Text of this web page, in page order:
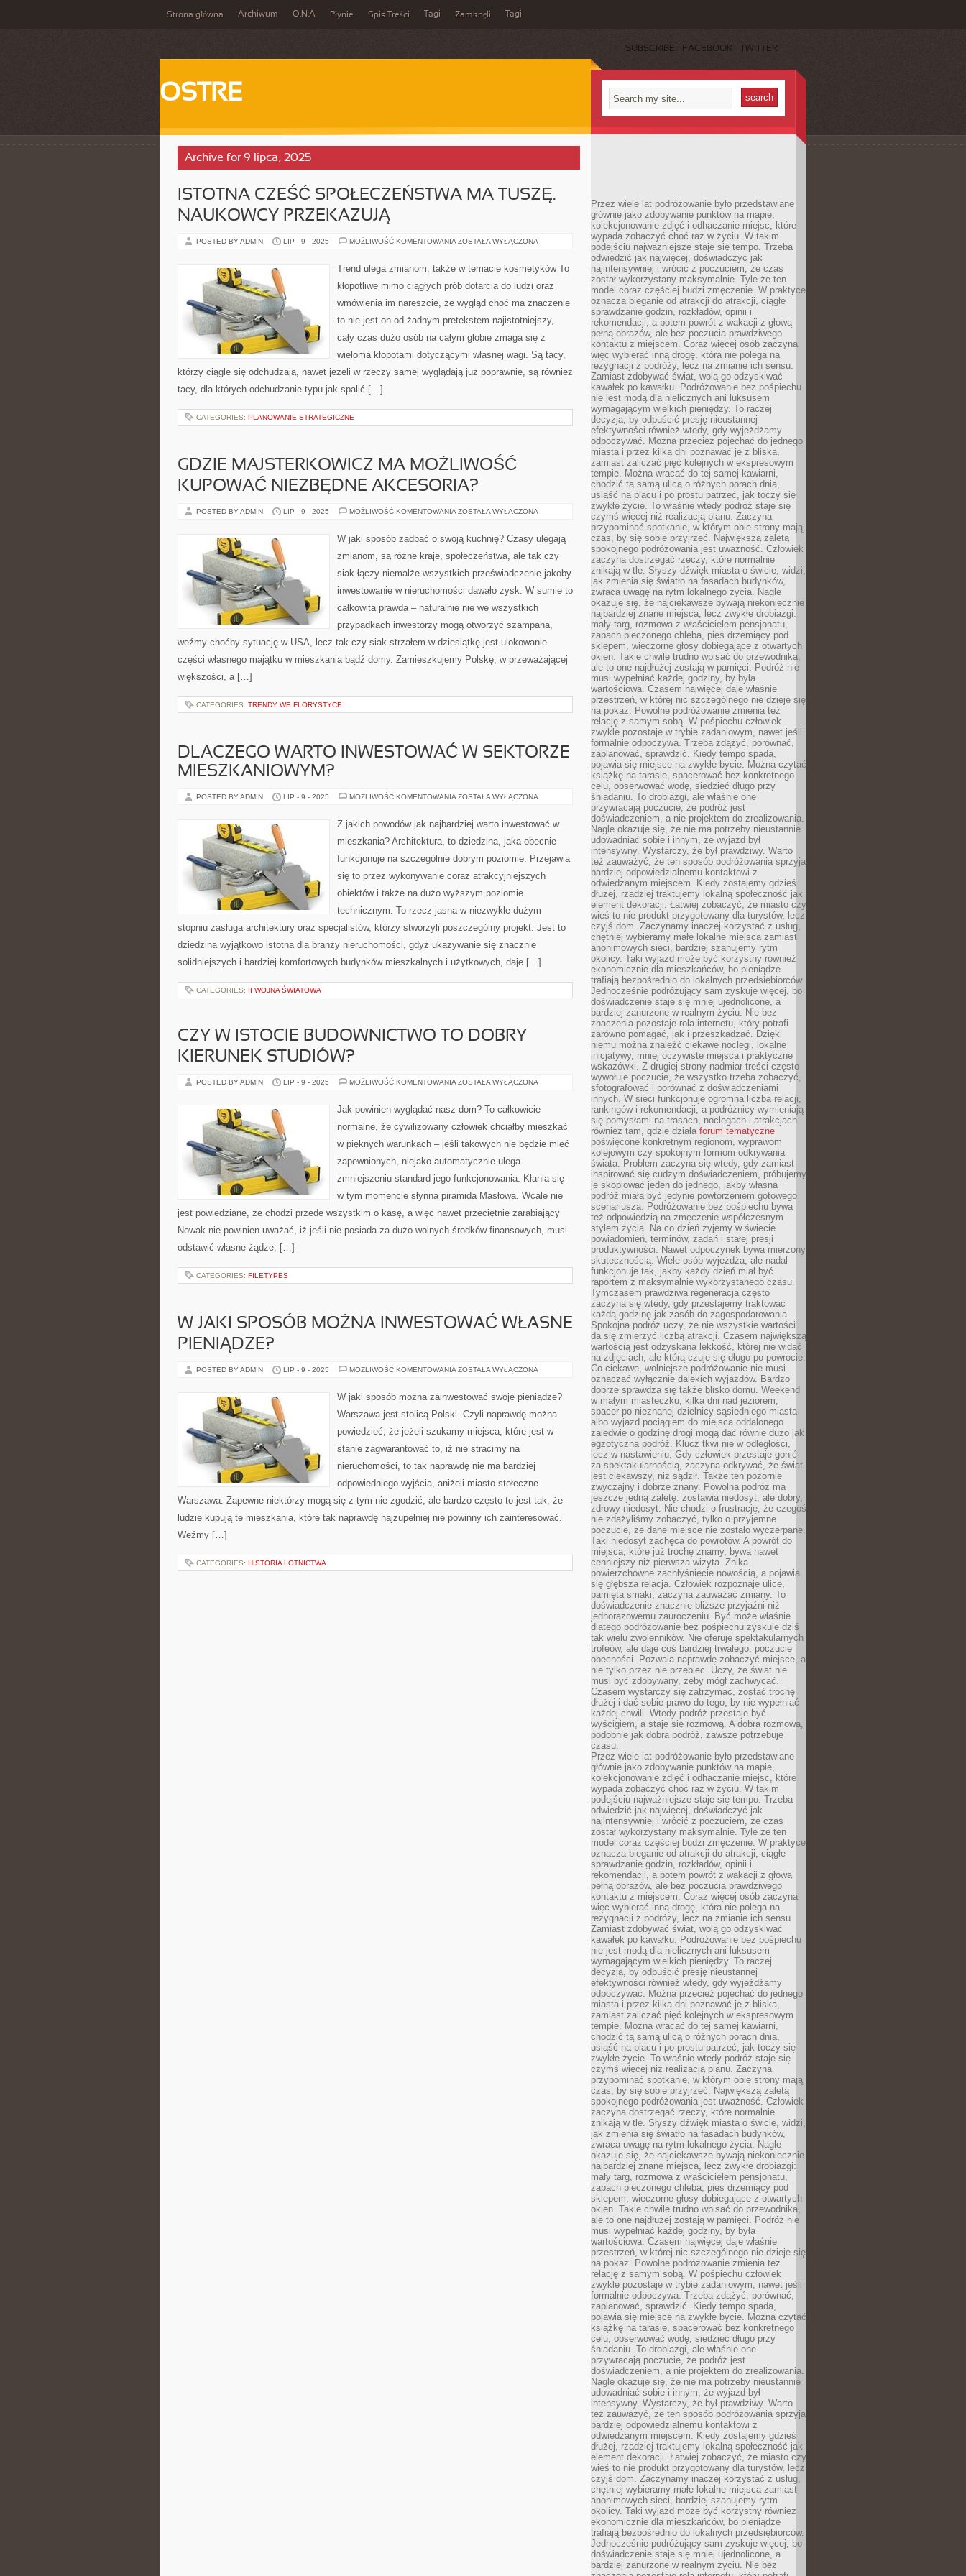
Strona główna Archiwum O.N.A Płynie Spis Treści Tagi Zamknęli Tagi
SUBSCRIBE FACEBOOK TWITTER
OSTRE
Archive for 9 lipca, 2025
ISTOTNA CZEŚĆ SPOŁECZEŃSTWA MA TUSZĘ.
NAUKOWCY PRZEKAZUJĄ
POSTED BY ADMIN LIP - 9 - 2025 MOŻLIWOŚĆ KOMENTOWANIA ISTOTNA
TUSZĘ.
PRZEKAZUJĄ
ZOSTAŁA WYŁĄCZONA
Trend ulega zmianom, także w temacie kosmetyków To
kłopotliwe mimo ciągłych prób dotarcia do ludzi oraz
wmówienia im nareszcie, że wygląd choć ma znaczenie
to nie jest on od żadnym pretekstem najistotniejszy,
cały czas dużo osób na całym globie zmaga się z
wieloma kłopotami dotyczącymi własnej wagi. Są tacy,
którzy ciągle się odchudzają, nawet jeżeli w rzeczy samej wyglądają już poprawnie, są również
tacy, dla których odchudzanie typu jak spalić […]
CATEGORIES: PLANOWANIE STRATEGICZNE
GDZIE MAJSTERKOWICZ MA MOŻLIWOŚĆ
KUPOWAĆ NIEZBĘDNE AKCESORIA?
POSTED BY ADMIN LIP - 9 - 2025 MOŻLIWOŚĆ KOMENTOWANIA GDZIE
MOŻLIWOŚĆ
KUPOWAĆ
AKCESORIA?
ZOSTAŁA WYŁĄCZONA
W jaki sposób zadbać o swoją kuchnię? Czasy ulegają
zmianom, są różne kraje, społeczeństwa, ale tak czy
siak łączy niemalże wszystkich przeświadczenie jakoby
inwestowanie w nieruchomości dawało zysk. W sumie to
całkowita prawda – naturalnie nie we wszystkich
przypadkach inwestorzy mogą otworzyć szampana,
weźmy choćby sytuację w USA, lecz tak czy siak strzałem w dziesiątkę jest ulokowanie
części własnego majątku w mieszkania bądź domy. Zamieszkujemy Polskę, w przeważającej
większości, a […]
CATEGORIES: TRENDY WE FLORYSTYCE
DLACZEGO WARTO INWESTOWAĆ W SEKTORZE
MIESZKANIOWYM?
POSTED BY ADMIN LIP - 9 - 2025 MOŻLIWOŚĆ KOMENTOWANIA DLACZEGO
W
SEKTORZE
ZOSTAŁA WYŁĄCZONA
Z jakich powodów jak najbardziej warto inwestować w
mieszkania? Architektura, to dziedzina, jaka obecnie
funkcjonuje na szczególnie dobrym poziomie. Przejawia
się to przez wykonywanie coraz atrakcyjniejszych
obiektów i także na dużo wyższym poziomie
technicznym. To rzecz jasna w niezwykle dużym
stopniu zasługa architektury oraz specjalistów, którzy stworzyli poszczególny projekt. Jest to
dziedzina wyjątkowo istotna dla branży nieruchomości, gdyż ukazywanie się znacznie
solidniejszych i bardziej komfortowych budynków mieszkalnych i użytkowych, daje […]
CATEGORIES: II WOJNA ŚWIATOWA
CZY W ISTOCIE BUDOWNICTWO TO DOBRY
KIERUNEK STUDIÓW?
POSTED BY ADMIN LIP - 9 - 2025 MOŻLIWOŚĆ KOMENTOWANIA CZY
BUDOWNICTWO
TO
KIERUNEK
ZOSTAŁA WYŁĄCZONA
Jak powinien wyglądać nasz dom? To całkowicie
normalne, że cywilizowany człowiek chciałby mieszkać
w pięknych warunkach – jeśli takowych nie będzie mieć
zapewnionych, niejako automatycznie ulega
zmniejszeniu standard jego funkcjonowania. Kłania się
w tym momencie słynna piramida Masłowa. Wcale nie
jest powiedziane, że chodzi przede wszystkim o kasę, a więc nawet przeciętnie zarabiający
Nowak nie powinien uważać, iż jeśli nie posiada za dużo wolnych środków finansowych, musi
odstawić własne żądze, […]
CATEGORIES: FILETYPES
W JAKI SPOSÓB MOŻNA INWESTOWAĆ WŁASNE
PIENIĄDZE?
POSTED BY ADMIN LIP - 9 - 2025 MOŻLIWOŚĆ KOMENTOWANIA W
MOŻNA
INWESTOWAĆ
PIENIĄDZE?
ZOSTAŁA WYŁĄCZONA
W jaki sposób można zainwestować swoje pieniądze?
Warszawa jest stolicą Polski. Czyli naprawdę można
powiedzieć, że jeżeli szukamy miejsca, które jest w
stanie zagwarantować to, iż nie stracimy na
nieruchomości, to tak naprawdę nie ma bardziej
odpowiedniego wyjścia, aniżeli miasto stołeczne
Warszawa. Zapewne niektórzy mogą się z tym nie zgodzić, ale bardzo często to jest tak, że
ludzie kupują te mieszkania, które tak naprawdę najzupełniej nie powinny ich zainteresować.
Weźmy […]
CATEGORIES: HISTORIA LOTNICTWA
Przez wiele lat podróżowanie było przedstawiane
głównie jako zdobywanie punktów na mapie,
kolekcjonowanie zdjęć i odhaczanie miejsc, które
wypada zobaczyć choć raz w życiu. W takim
podejściu najważniejsze staje się tempo. Trzeba
odwiedzić jak najwięcej, doświadczyć jak
najintensywniej i wrócić z poczuciem, że czas
został wykorzystany maksymalnie. Tyle że ten
model coraz częściej budzi zmęczenie. W praktyce
oznacza bieganie od atrakcji do atrakcji, ciągłe
sprawdzanie godzin, rozkładów, opinii i
rekomendacji, a potem powrót z wakacji z głową
pełną obrazów, ale bez poczucia prawdziwego
kontaktu z miejscem. Coraz więcej osób zaczyna
więc wybierać inną drogę, która nie polega na
rezygnacji z podróży, lecz na zmianie ich sensu.
Zamiast zdobywać świat, wolą go odzyskiwać
kawałek po kawałku. Podróżowanie bez pośpiechu
nie jest modą dla nielicznych ani luksusem
wymagającym wielkich pieniędzy. To raczej
decyzja, by odpuścić presję nieustannej
efektywności również wtedy, gdy wyjeżdżamy
odpoczywać. Można przecież pojechać do jednego
miasta i przez kilka dni poznawać je z bliska,
zamiast zaliczać pięć kolejnych w ekspresowym
tempie. Można wracać do tej samej kawiarni,
chodzić tą samą ulicą o różnych porach dnia,
usiąść na placu i po prostu patrzeć, jak toczy się
zwykłe życie. To właśnie wtedy podróż staje się
czymś więcej niż realizacją planu. Zaczyna
przypominać spotkanie, w którym obie strony mają
czas, by się sobie przyjrzeć. Największą zaletą
spokojnego podróżowania jest uważność. Człowiek
zaczyna dostrzegać rzeczy, które normalnie
znikają w tle. Słyszy dźwięk miasta o świcie, widzi,
jak zmienia się światło na fasadach budynków,
zwraca uwagę na rytm lokalnego życia. Nagle
okazuje się, że najciekawsze bywają niekoniecznie
najbardziej znane miejsca, lecz zwykłe drobiazgi:
mały targ, rozmowa z właścicielem pensjonatu,
zapach pieczonego chleba, pies drzemiący pod
sklepem, wieczorne głosy dobiegające z otwartych
okien. Takie chwile trudno wpisać do przewodnika,
ale to one najdłużej zostają w pamięci. Podróż nie
musi wypełniać każdej godziny, by była
wartościowa. Czasem najwięcej daje właśnie
przestrzeń, w której nic szczególnego nie dzieje się
na pokaz. Powolne podróżowanie zmienia też
relację z samym sobą. W pośpiechu człowiek
zwykle pozostaje w trybie zadaniowym, nawet jeśli
formalnie odpoczywa. Trzeba zdążyć, porównać,
zaplanować, sprawdzić. Kiedy tempo spada,
pojawia się miejsce na zwykłe bycie. Można czytać
książkę na tarasie, spacerować bez konkretnego
celu, obserwować wodę, siedzieć długo przy
śniadaniu. To drobiazgi, ale właśnie one
przywracają poczucie, że podróż jest
doświadczeniem, a nie projektem do zrealizowania.
Nagle okazuje się, że nie ma potrzeby nieustannie
udowadniać sobie i innym, że wyjazd był
intensywny. Wystarczy, że był prawdziwy. Warto
też zauważyć, że ten sposób podróżowania sprzyja
bardziej odpowiedzialnemu kontaktowi z
odwiedzanym miejscem. Kiedy zostajemy gdzieś
dłużej, rzadziej traktujemy lokalną społeczność jak
element dekoracji. Łatwiej zobaczyć, że miasto czy
wieś to nie produkt przygotowany dla turystów, lecz
czyjś dom. Zaczynamy inaczej korzystać z usług,
chętniej wybieramy małe lokalne miejsca zamiast
anonimowych sieci, bardziej szanujemy rytm
okolicy. Taki wyjazd może być korzystny również
ekonomicznie dla mieszkańców, bo pieniądze
trafiają bezpośrednio do lokalnych przedsiębiorców.
Jednocześnie podróżujący sam zyskuje więcej, bo
doświadczenie staje się mniej ujednolicone, a
bardziej zanurzone w realnym życiu. Nie bez
znaczenia pozostaje rola internetu, który potrafi
zarówno pomagać, jak i przeszkadzać. Dzięki
niemu można znaleźć ciekawe noclegi, lokalne
inicjatywy, mniej oczywiste miejsca i praktyczne
wskazówki. Z drugiej strony nadmiar treści często
wywołuje poczucie, że wszystko trzeba zobaczyć,
sfotografować i porównać z doświadczeniami
innych. W sieci funkcjonuje ogromna liczba relacji,
rankingów i rekomendacji, a podróżnicy wymieniają
się pomysłami na trasach, noclegach i atrakcjach
również tam, gdzie działa forum tematyczne
poświęcone konkretnym regionom, wyprawom
kolejowym czy spokojnym formom odkrywania
świata. Problem zaczyna się wtedy, gdy zamiast
inspirować się cudzym doświadczeniem, próbujemy
je skopiować jeden do jednego, jakby własna
podróż miała być jedynie powtórzeniem gotowego
scenariusza. Podróżowanie bez pośpiechu bywa
też odpowiedzią na zmęczenie współczesnym
stylem życia. Na co dzień żyjemy w świecie
powiadomień, terminów, zadań i stałej presji
produktywności. Nawet odpoczynek bywa mierzony
skutecznością. Wiele osób wyjeżdża, ale nadal
funkcjonuje tak, jakby każdy dzień miał być
raportem z maksymalnie wykorzystanego czasu.
Tymczasem prawdziwa regeneracja często
zaczyna się wtedy, gdy przestajemy traktować
każdą godzinę jak zasób do zagospodarowania.
Spokojna podróż uczy, że nie wszystkie wartości
da się zmierzyć liczbą atrakcji. Czasem największą
wartością jest odzyskana lekkość, której nie widać
na zdjęciach, ale którą czuje się długo po powrocie.
Co ciekawe, wolniejsze podróżowanie nie musi
oznaczać wyłącznie dalekich wyjazdów. Bardzo
dobrze sprawdza się także blisko domu. Weekend
w małym miasteczku, kilka dni nad jeziorem,
spacer po nieznanej dzielnicy sąsiedniego miasta
albo wyjazd pociągiem do miejsca oddalonego
zaledwie o godzinę drogi mogą dać równie dużo jak
egzotyczna podróż. Klucz tkwi nie w odległości,
lecz w nastawieniu. Gdy człowiek przestaje gonić
za spektakularnością, zaczyna odkrywać, że świat
jest ciekawszy, niż sądził. Także ten pozornie
zwyczajny i dobrze znany. Powolna podróż ma
jeszcze jedną zaletę: zostawia niedosyt, ale dobry,
zdrowy niedosyt. Nie chodzi o frustrację, że czegoś
nie zdążyliśmy zobaczyć, tylko o przyjemne
poczucie, że dane miejsce nie zostało wyczerpane.
Taki niedosyt zachęca do powrotów. A powrót do
miejsca, które już trochę znamy, bywa nawet
cenniejszy niż pierwsza wizyta. Znika
powierzchowne zachłyśnięcie nowością, a pojawia
się głębsza relacja. Człowiek rozpoznaje ulice,
pamięta smaki, zaczyna zauważać zmiany. To
doświadczenie znacznie bliższe przyjaźni niż
jednorazowemu zauroczeniu. Być może właśnie
dlatego podróżowanie bez pośpiechu zyskuje dziś
tak wielu zwolenników. Nie oferuje spektakularnych
trofeów, ale daje coś bardziej trwałego: poczucie
obecności. Pozwala naprawdę zobaczyć miejsce, a
nie tylko przez nie przebiec. Uczy, że świat nie
musi być zdobywany, żeby mógł zachwycać.
Czasem wystarczy się zatrzymać, zostać trochę
dłużej i dać sobie prawo do tego, by nie wypełniać
każdej chwili. Wtedy podróż przestaje być
wyścigiem, a staje się rozmową. A dobra rozmowa,
podobnie jak dobra podróż, zawsze potrzebuje
czasu.
Przez wiele lat podróżowanie było przedstawiane
głównie jako zdobywanie punktów na mapie,
kolekcjonowanie zdjęć i odhaczanie miejsc, które
wypada zobaczyć choć raz w życiu. W takim
podejściu najważniejsze staje się tempo. Trzeba
odwiedzić jak najwięcej, doświadczyć jak
najintensywniej i wrócić z poczuciem, że czas
został wykorzystany maksymalnie. Tyle że ten
model coraz częściej budzi zmęczenie. W praktyce
oznacza bieganie od atrakcji do atrakcji, ciągłe
sprawdzanie godzin, rozkładów, opinii i
rekomendacji, a potem powrót z wakacji z głową
pełną obrazów, ale bez poczucia prawdziwego
kontaktu z miejscem. Coraz więcej osób zaczyna
więc wybierać inną drogę, która nie polega na
rezygnacji z podróży, lecz na zmianie ich sensu.
Zamiast zdobywać świat, wolą go odzyskiwać
kawałek po kawałku. Podróżowanie bez pośpiechu
nie jest modą dla nielicznych ani luksusem
wymagającym wielkich pieniędzy. To raczej
decyzja, by odpuścić presję nieustannej
efektywności również wtedy, gdy wyjeżdżamy
odpoczywać. Można przecież pojechać do jednego
miasta i przez kilka dni poznawać je z bliska,
zamiast zaliczać pięć kolejnych w ekspresowym
tempie. Można wracać do tej samej kawiarni,
chodzić tą samą ulicą o różnych porach dnia,
usiąść na placu i po prostu patrzeć, jak toczy się
zwykłe życie. To właśnie wtedy podróż staje się
czymś więcej niż realizacją planu. Zaczyna
przypominać spotkanie, w którym obie strony mają
czas, by się sobie przyjrzeć. Największą zaletą
spokojnego podróżowania jest uważność. Człowiek
zaczyna dostrzegać rzeczy, które normalnie
znikają w tle. Słyszy dźwięk miasta o świcie, widzi,
jak zmienia się światło na fasadach budynków,
zwraca uwagę na rytm lokalnego życia. Nagle
okazuje się, że najciekawsze bywają niekoniecznie
najbardziej znane miejsca, lecz zwykłe drobiazgi:
mały targ, rozmowa z właścicielem pensjonatu,
zapach pieczonego chleba, pies drzemiący pod
sklepem, wieczorne głosy dobiegające z otwartych
okien. Takie chwile trudno wpisać do przewodnika,
ale to one najdłużej zostają w pamięci. Podróż nie
musi wypełniać każdej godziny, by była
wartościowa. Czasem najwięcej daje właśnie
przestrzeń, w której nic szczególnego nie dzieje się
na pokaz. Powolne podróżowanie zmienia też
relację z samym sobą. W pośpiechu człowiek
zwykle pozostaje w trybie zadaniowym, nawet jeśli
formalnie odpoczywa. Trzeba zdążyć, porównać,
zaplanować, sprawdzić. Kiedy tempo spada,
pojawia się miejsce na zwykłe bycie. Można czytać
książkę na tarasie, spacerować bez konkretnego
celu, obserwować wodę, siedzieć długo przy
śniadaniu. To drobiazgi, ale właśnie one
przywracają poczucie, że podróż jest
doświadczeniem, a nie projektem do zrealizowania.
Nagle okazuje się, że nie ma potrzeby nieustannie
udowadniać sobie i innym, że wyjazd był
intensywny. Wystarczy, że był prawdziwy. Warto
też zauważyć, że ten sposób podróżowania sprzyja
bardziej odpowiedzialnemu kontaktowi z
odwiedzanym miejscem. Kiedy zostajemy gdzieś
dłużej, rzadziej traktujemy lokalną społeczność jak
element dekoracji. Łatwiej zobaczyć, że miasto czy
wieś to nie produkt przygotowany dla turystów, lecz
czyjś dom. Zaczynamy inaczej korzystać z usług,
chętniej wybieramy małe lokalne miejsca zamiast
anonimowych sieci, bardziej szanujemy rytm
okolicy. Taki wyjazd może być korzystny również
ekonomicznie dla mieszkańców, bo pieniądze
trafiają bezpośrednio do lokalnych przedsiębiorców.
Jednocześnie podróżujący sam zyskuje więcej, bo
doświadczenie staje się mniej ujednolicone, a
bardziej zanurzone w realnym życiu. Nie bez